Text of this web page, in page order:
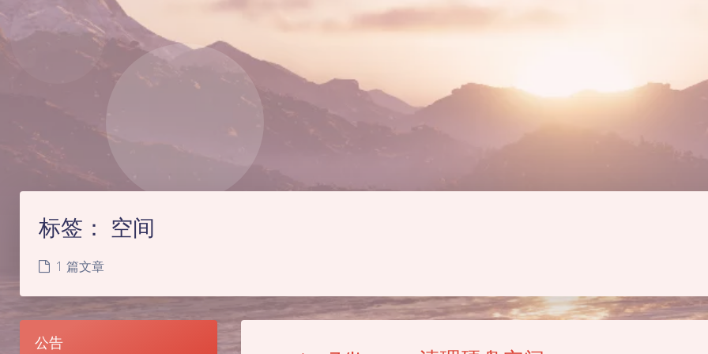
标签： 空间
1 篇文章
公告